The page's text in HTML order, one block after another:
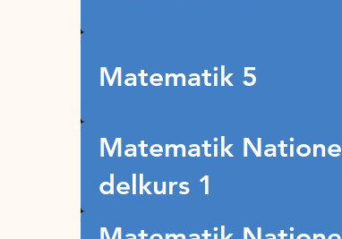
Matematik 5
Matematik Nationell
delkurs 1